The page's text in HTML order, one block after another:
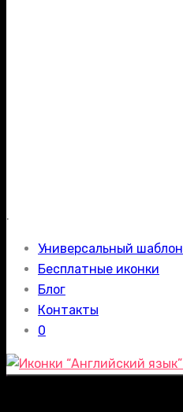
.
Универсальный шаблон
Бесплатные иконки
Блог
Контакты
0